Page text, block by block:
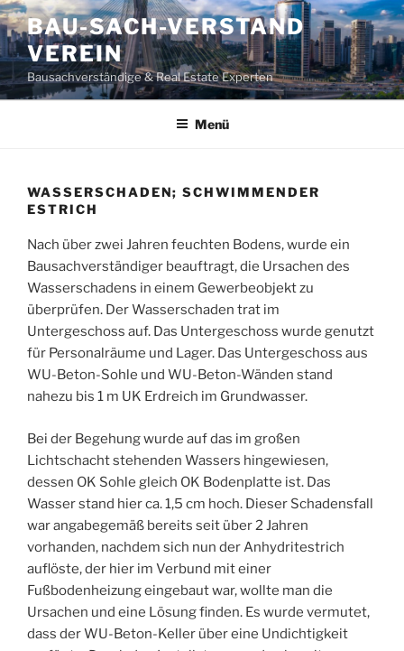
Zum
Inhalt
springen
BAU-SACH-VERSTAND
VEREIN
Bausachverständige & Real Estate Experten
Menü
WASSERSCHADEN; SCHWIMMENDER
ESTRICH
Nach über zwei Jahren feuchten Bodens, wurde ein
Bausachverständiger beauftragt, die Ursachen des
Wasserschadens in einem Gewerbeobjekt zu
überprüfen. Der Wasserschaden trat im
Untergeschoss auf. Das Untergeschoss wurde genutzt
für Personalräume und Lager. Das Untergeschoss aus
WU-Beton-Sohle und WU-Beton-Wänden stand
nahezu bis 1 m UK Erdreich im Grundwasser.
Bei der Begehung wurde auf das im großen
Lichtschacht stehenden Wassers hingewiesen,
dessen OK Sohle gleich OK Bodenplatte ist. Das
Wasser stand hier ca. 1,5 cm hoch. Dieser Schadensfall
war angabegemäß bereits seit über 2 Jahren
vorhanden, nachdem sich nun der Anhydritestrich
auflöste, der hier im Verbund mit einer
Fußbodenheizung eingebaut war, wollte man die
Ursachen und eine Lösung finden. Es wurde vermutet,
dass der WU-Beton-Keller über eine Undichtigkeit